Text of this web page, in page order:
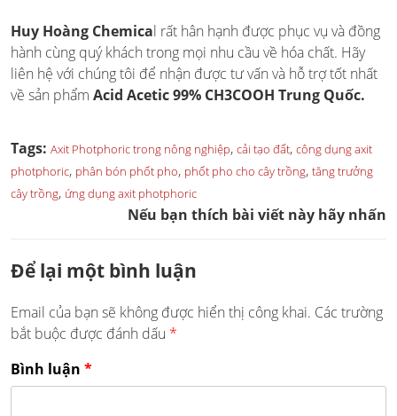
Huy Hoàng Chemical rất hân hạnh được phục vụ và đồng
hành cùng quý khách trong mọi nhu cầu về hóa chất. Hãy
liên hệ với chúng tôi để nhận được tư vấn và hỗ trợ tốt nhất
về sản phẩm Acid Acetic 99% CH3COOH Trung Quốc.
Tags: Axit Photphoric trong nông nghiệp, cải tạo đất, công dụng axit
photphoric, phân bón phốt pho, phốt pho cho cây trồng, tăng trưởng
cây trồng, ứng dụng axit photphoric
Nếu bạn thích bài viết này hãy nhấn
Để lại một bình luận
Email của bạn sẽ không được hiển thị công khai. Các trường
bắt buộc được đánh dấu *
Bình luận *